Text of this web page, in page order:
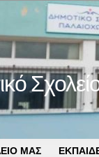
ΜΑΣ